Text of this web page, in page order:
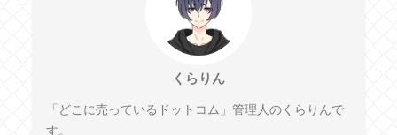
くらりん
「どこに売っているドットコム」管理人のくらりんで
す。